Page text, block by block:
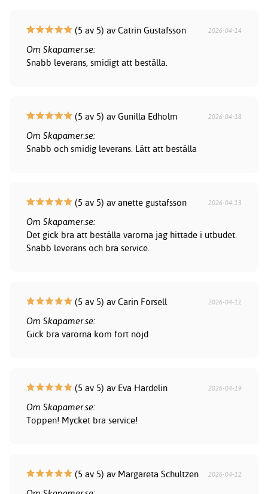
(5 av 5) av Catrin Gustafsson 2026-04-14
Om Skapamer.se:
Snabb leverans, smidigt att beställa.
(5 av 5) av Gunilla Edholm 2026-04-18
Om Skapamer.se:
Snabb och smidig leverans. Lätt att beställa
(5 av 5) av anette gustafsson 2026-04-13
Om Skapamer.se:
Det gick bra att beställa varorna jag hittade i utbudet.
Snabb leverans och bra service.
(5 av 5) av Carin Forsell 2026-04-11
Om Skapamer.se:
Gick bra varorna kom fort nöjd
(5 av 5) av Eva Hardelin 2026-04-19
Om Skapamer.se:
Toppen! Mycket bra service!
(5 av 5) av Margareta Schultzen 2026-04-12